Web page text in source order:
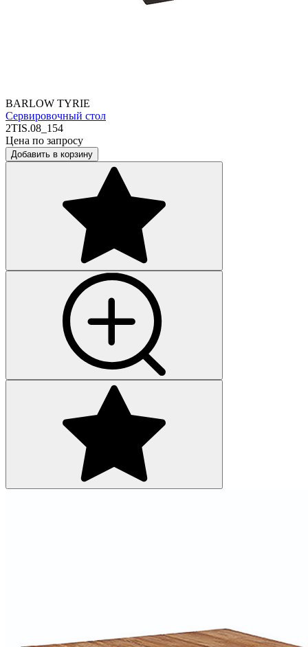
BARLOW TYRIE
Сервировочный стол
2TIS.08_154
Цена по запросу
Добавить в корзину